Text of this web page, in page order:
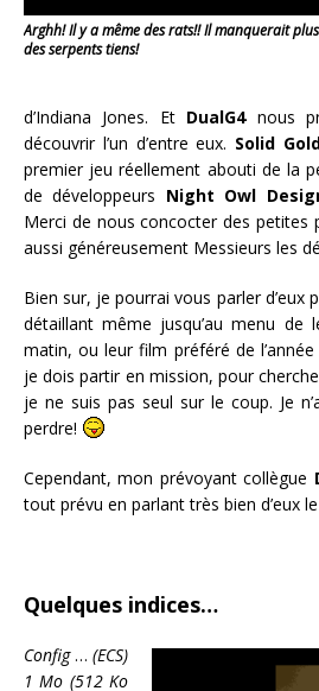
Arghh! Il y a même des rats!! Il manquerait
des serpents tiens!
d’Indiana Jones. Et DualG4nous
découvrir l’un d’entre eux. Solid
premier jeu réellement abouti de la
de développeurs Night Owl
Merci de nous concocter des petites
aussi généreusement Messieurs les
Bien sur, je pourrai vous parler d’eux
détaillant même jusqu’au menu de
matin, ou leur film préféré de
je dois partir en mission, pour
je ne suis pas seul sur le coup. Je
perdre!
Cependant, mon prévoyant collègue
tout prévu en parlant très bien d’eux
Quelques indices…
Config… (ECS)
1 Mo (512 Ko